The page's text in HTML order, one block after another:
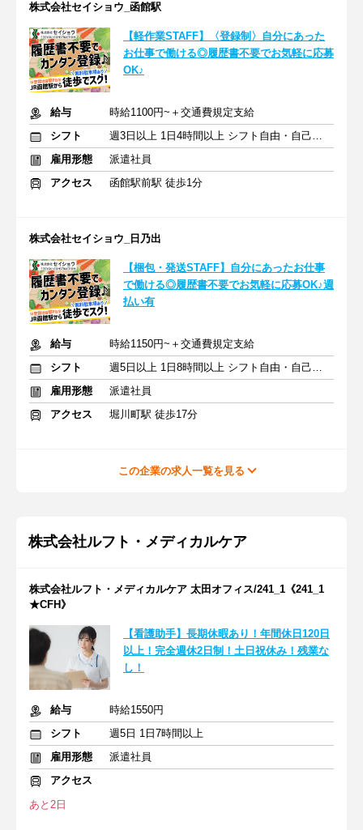
株式会社セイショウ_函館駅
【軽作業STAFF】〈登録制〉自分にあった
お仕事で働ける◎履歴書不要でお気軽に応募
OK♪
給与
時給1100円~＋交通費規定支給
シフト
週3日以上 1日4時間以上 シフト自由・自己申告
雇用形態
派遣社員
アクセス
函館駅前駅 徒歩1分
株式会社セイショウ_日乃出
【梱包・発送STAFF】自分にあったお仕事
で働ける◎履歴書不要でお気軽に応募OK♪週
払い有
給与
時給1150円~＋交通費規定支給
シフト
週5日以上 1日8時間以上 シフト自由・自己申告
雇用形態
派遣社員
アクセス
堀川町駅 徒歩17分
この企業の求人一覧を見る
株式会社ルフト・メディカルケア
株式会社ルフト・メディカルケア 太田オフィス/241_1《241_1
★CFH》
【看護助手】長期休暇あり！年間休日120日
以上！完全週休2日制！土日祝休み！残業な
し！
給与
時給1550円
シフト
週5日 1日7時間以上
雇用形態
派遣社員
アクセス
あと2日